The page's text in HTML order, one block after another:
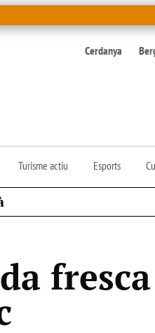
Cerdanya
Turisme actiu Esports